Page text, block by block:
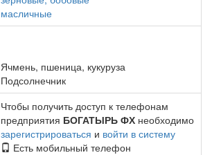
масличные
Ячмень, пшеница, кукуруза
Подсолнечник
Чтобы получить доступ к телефонам
предприятия БОГАТЫРЬ ФХ необходимо
зарегистрироваться и войти в систему
Есть мобильный телефон